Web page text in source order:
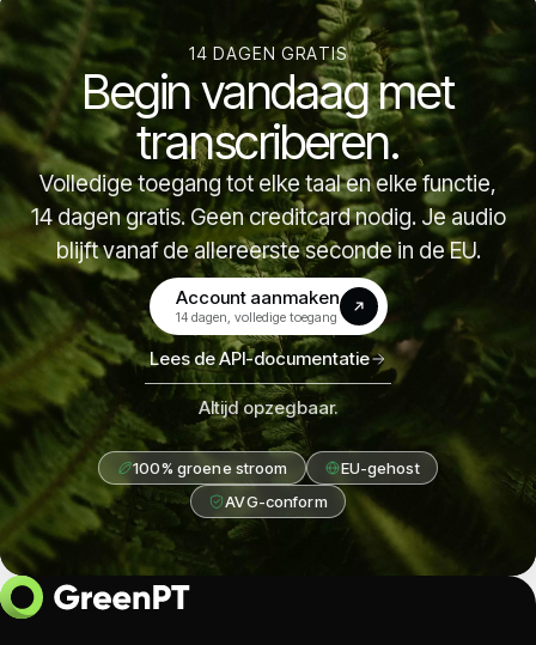
14 DAGEN GRATIS
Begin vandaag met
transcriberen.
Volledige toegang tot elke taal en elke functie,
14 dagen gratis. Geen creditcard nodig. Je audio
blijft vanaf de allereerste seconde in de EU.
Account aanmaken
14 dagen, volledige toegang
(opens in a new tab)
Lees de API-documentatie
Altijd opzegbaar.
100% groene stroom
EU-gehost
AVG-conform